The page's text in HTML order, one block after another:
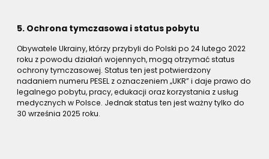
5. Ochrona tymczasowa i status pobytu
Obywatele Ukrainy, którzy przybyli do Polski po 24 lutego 2022
roku z powodu działań wojennych, mogą otrzymać status
ochrony tymczasowej. Status ten jest potwierdzony
nadaniem numeru PESEL z oznaczeniem „UKR” i daje prawo do
legalnego pobytu, pracy, edukacji oraz korzystania z usług
medycznych w Polsce. Jednak status ten jest ważny tylko do
30 września 2025 roku.